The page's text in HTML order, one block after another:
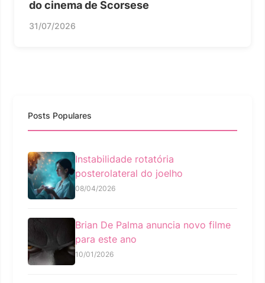
do cinema de Scorsese
31/07/2026
Posts Populares
Instabilidade rotatória
posterolateral do joelho
08/04/2026
Brian De Palma anuncia novo filme
para este ano
10/01/2026